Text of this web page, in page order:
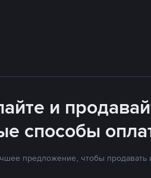
и
способы
предложение, чтобы продавать